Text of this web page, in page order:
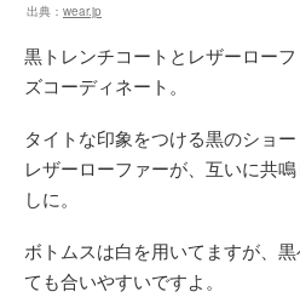
出典： wear.jp
黒トレンチコートとレザーロー
ズコーディネート。
タイトな印象をつける黒のショ
レザーローファーが、互いに共
しに。
ボトムスは白を用いてますが、
ても合いやすいですよ。